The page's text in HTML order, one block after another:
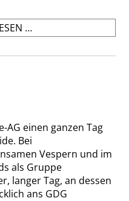
…GDG
ZU
BESUCH
AG einen ganzen Tag
Bei
Vespern und im
als Gruppe
langer Tag, an dessen
ans GDG